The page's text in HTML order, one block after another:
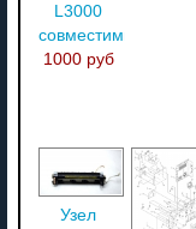
L3000
совместимый
1000 руб
Узел